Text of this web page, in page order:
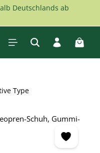
Deutschlands ab
Type